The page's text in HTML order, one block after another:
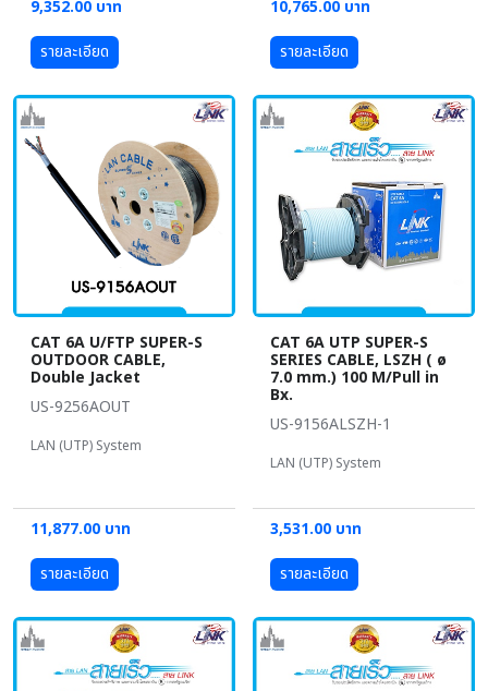
9,352.00 บาท
รายละเอียด
10,765.00 บาท
รายละเอียด
CAT 6A U/FTP SUPER-S
OUTDOOR CABLE,
Double Jacket
US-9256AOUT
LAN (UTP) System
11,877.00 บาท
รายละเอียด
CAT 6A UTP SUPER-S
SERIES CABLE, LSZH ( ø
7.0 mm.) 100 M/Pull in
Bx.
US-9156ALSZH-1
LAN (UTP) System
3,531.00 บาท
รายละเอียด